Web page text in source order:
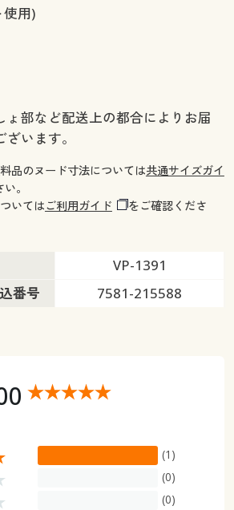
用)
部など配送上の都合によりお届
います。
品のヌード寸法については共通サイズガイ
。
いてはご利用ガイド
をご確認くださ
VP-1391
番号
7581-215588
(1)
(0)
(0)